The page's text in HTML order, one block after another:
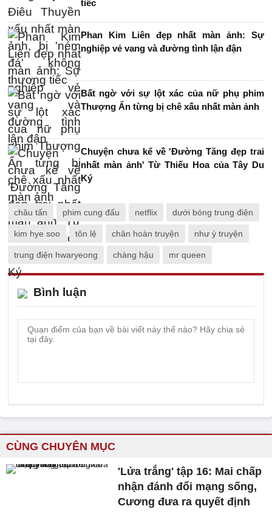
tiếc
Phan Kim Liên đẹp nhất màn ảnh: Sự
nghiệp vẻ vang và đường tình lận đận
Bất ngờ với sự lột xác của nữ phụ phim
Thượng Ẩn từng bị chê xấu nhất màn ảnh
Chuyện chưa kể về 'Đường Tăng đẹp trai
nhất màn ảnh' Từ Thiếu Hoa của Tây Du
Ký
châu tấn phim cung đấu netflix dưới bóng trung điện
kim hye soo tôn lệ chân hoàn truyện như ý truyện
trung điện hwaryeong chàng hậu mr queen
Bình luận
CÙNG CHUYÊN MỤC
'Lửa trắng' tập 16: Mai chấp
nhận đánh đổi mạng sống,
Cương đưa ra quyết định